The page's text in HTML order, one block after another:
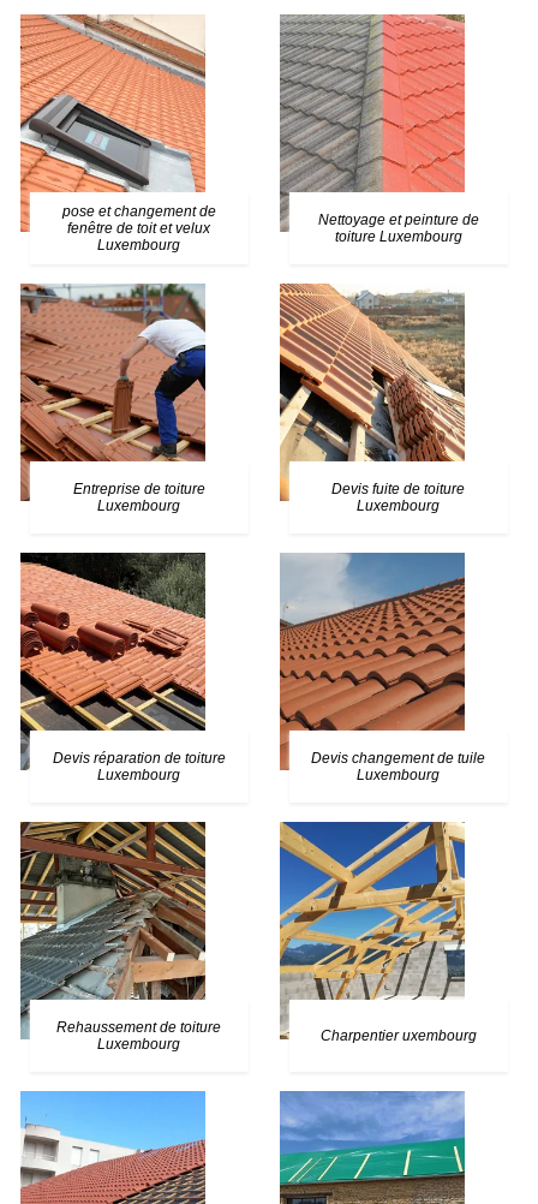
pose et changement de
fenêtre de toit et velux
Luxembourg
Nettoyage et peinture de
toiture Luxembourg
Entreprise de toiture
Luxembourg
Devis fuite de toiture
Luxembourg
Devis réparation de toiture
Luxembourg
Devis changement de tuile
Luxembourg
Rehaussement de toiture
Luxembourg
Charpentier uxembourg